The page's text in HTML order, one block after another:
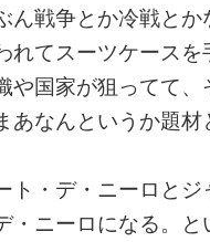
戦争とか冷戦とか
てスーツケースを
国家が狙ってて、
なんというか題材
・デ・ニーロとジ
・ニーロになる。